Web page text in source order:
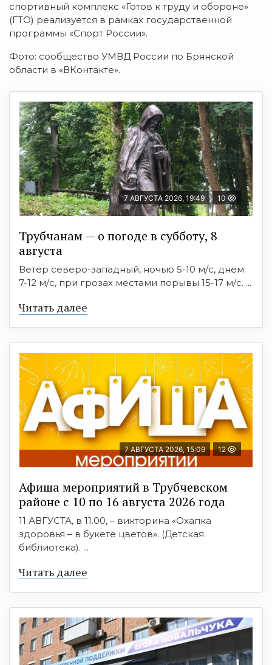
спортивный комплекс «Готов к труду и обороне»
(ГТО) реализуется в рамках государственной
программы «Спорт России».
Фото: сообщество УМВД России по Брянской
области в «ВКонтакте».
7 АВГУСТА 2026, 19:49 10
Трубчанам — о погоде в субботу, 8
августа
Ветер северо-западный, ночью 5-10 м/с, днем
7-12 м/с, при грозах местами порывы 15-17 м/с. ...
Читать далее
7 АВГУСТА 2026, 15:09 12
Афиша мероприятий в Трубчевском
районе с 10 по 16 августа 2026 года
11 АВГУСТА, в 11.00, – викторина «Охапка
здоровья – в букете цветов». (Детская
библиотека). ...
Читать далее